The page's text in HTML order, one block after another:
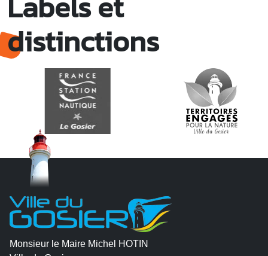
distinctions
Monsieur le Maire Michel HOTIN